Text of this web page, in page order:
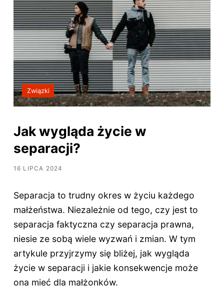
Związki
Jak wygląda życie w
separacji?
16 LIPCA 2024
Separacja to trudny okres w życiu każdego
małżeństwa. Niezależnie od tego, czy jest to
separacja faktyczna czy separacja prawna,
niesie ze sobą wiele wyzwań i zmian. W tym
artykule przyjrzymy się bliżej, jak wygląda
życie w separacji i jakie konsekwencje może
ona mieć dla małżonków.